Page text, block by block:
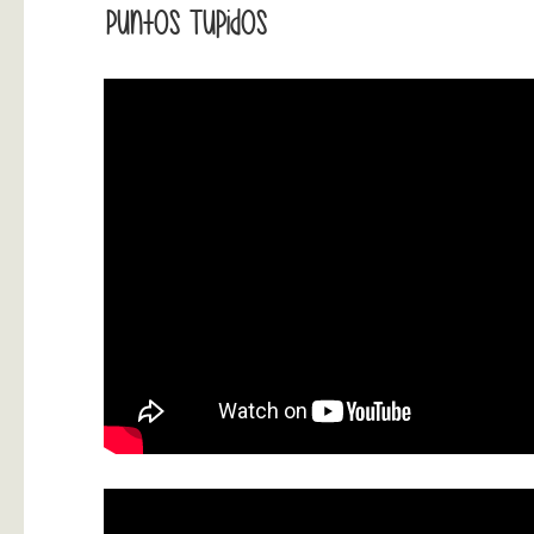
Puntos Tupidos